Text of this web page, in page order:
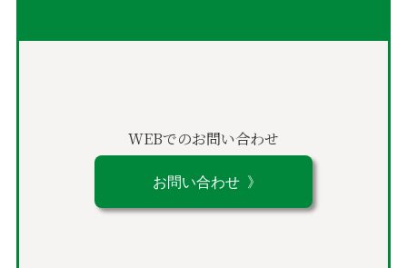
WEBでのお問い合わせ
お問い合わせ 》